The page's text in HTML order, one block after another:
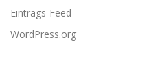
Eintrags-Feed
WordPress.org